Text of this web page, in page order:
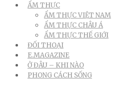
ẨM THỰC
ẨM THỰC VIỆT NAM
ẨM THỰC CHÂU Á
ẨM THỰC THẾ GIỚI
ĐỐI THOẠI
E.MAGAZINE
Ở ĐÂU – KHI NÀO
PHONG CÁCH SỐNG